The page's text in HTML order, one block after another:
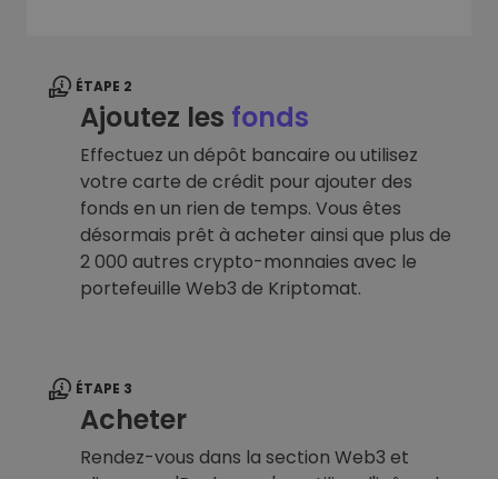
ÉTAPE 2
Ajoutez les fonds
Effectuez un dépôt bancaire ou utilisez
votre carte de crédit pour ajouter des
fonds en un rien de temps. Vous êtes
désormais prêt à acheter ainsi que plus de
2 000 autres crypto-monnaies avec le
portefeuille Web3 de Kriptomat.
ÉTAPE 3
Acheter
Rendez-vous dans la section Web3 et